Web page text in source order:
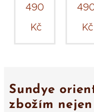
490
Kč
Kč
Sundye
zbožím